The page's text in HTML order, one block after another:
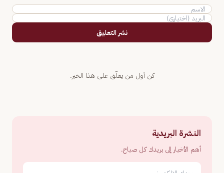
نشر التعليق
كن أول من يعلّق على هذا الخبر.
النشرة البريدية
أهم الأخبار إلى بريدك كل صباح.